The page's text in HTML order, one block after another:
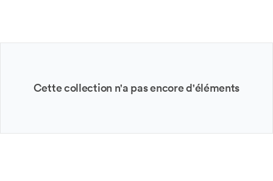
Cette collection n'a pas encore d'éléments